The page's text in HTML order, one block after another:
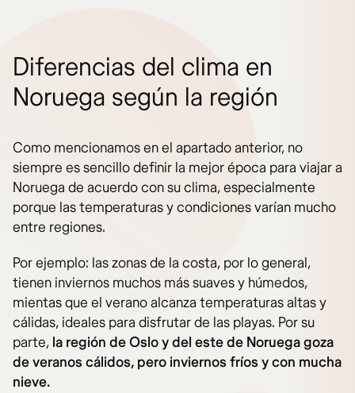
Diferencias del clima en
Noruega según la región
Como mencionamos en el apartado anterior, no
siempre es sencillo definir la mejor época para viajar a
Noruega de acuerdo con su clima, especialmente
porque las temperaturas y condiciones varían mucho
entre regiones.
Por ejemplo: las zonas de la costa, por lo general,
tienen inviernos muchos más suaves y húmedos,
mientas que el verano alcanza temperaturas altas y
cálidas, ideales para disfrutar de las playas. Por su
parte, la región de Oslo y del este de Noruega goza
de veranos cálidos, pero inviernos fríos y con mucha
nieve.